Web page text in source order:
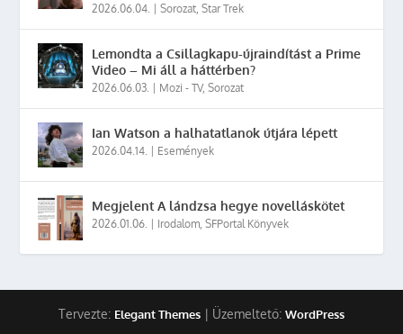
2026.06.04. |Sorozat ,Star Trek
Lemondta a Csillagkapu-újraindítást a Prime
Video – Mi áll a háttérben?
2026.06.03. Mozi - TV,Sorozat
Ian Watson a halhatatlanok útjára lépett
2026.04.14. Események
Megjelent A lándzsa hegye novelláskötet
2026.01.06. Irodalom ,SFPortal Könyvek
Tervezte: Elegant Themes | Üzemeltető: WordPress